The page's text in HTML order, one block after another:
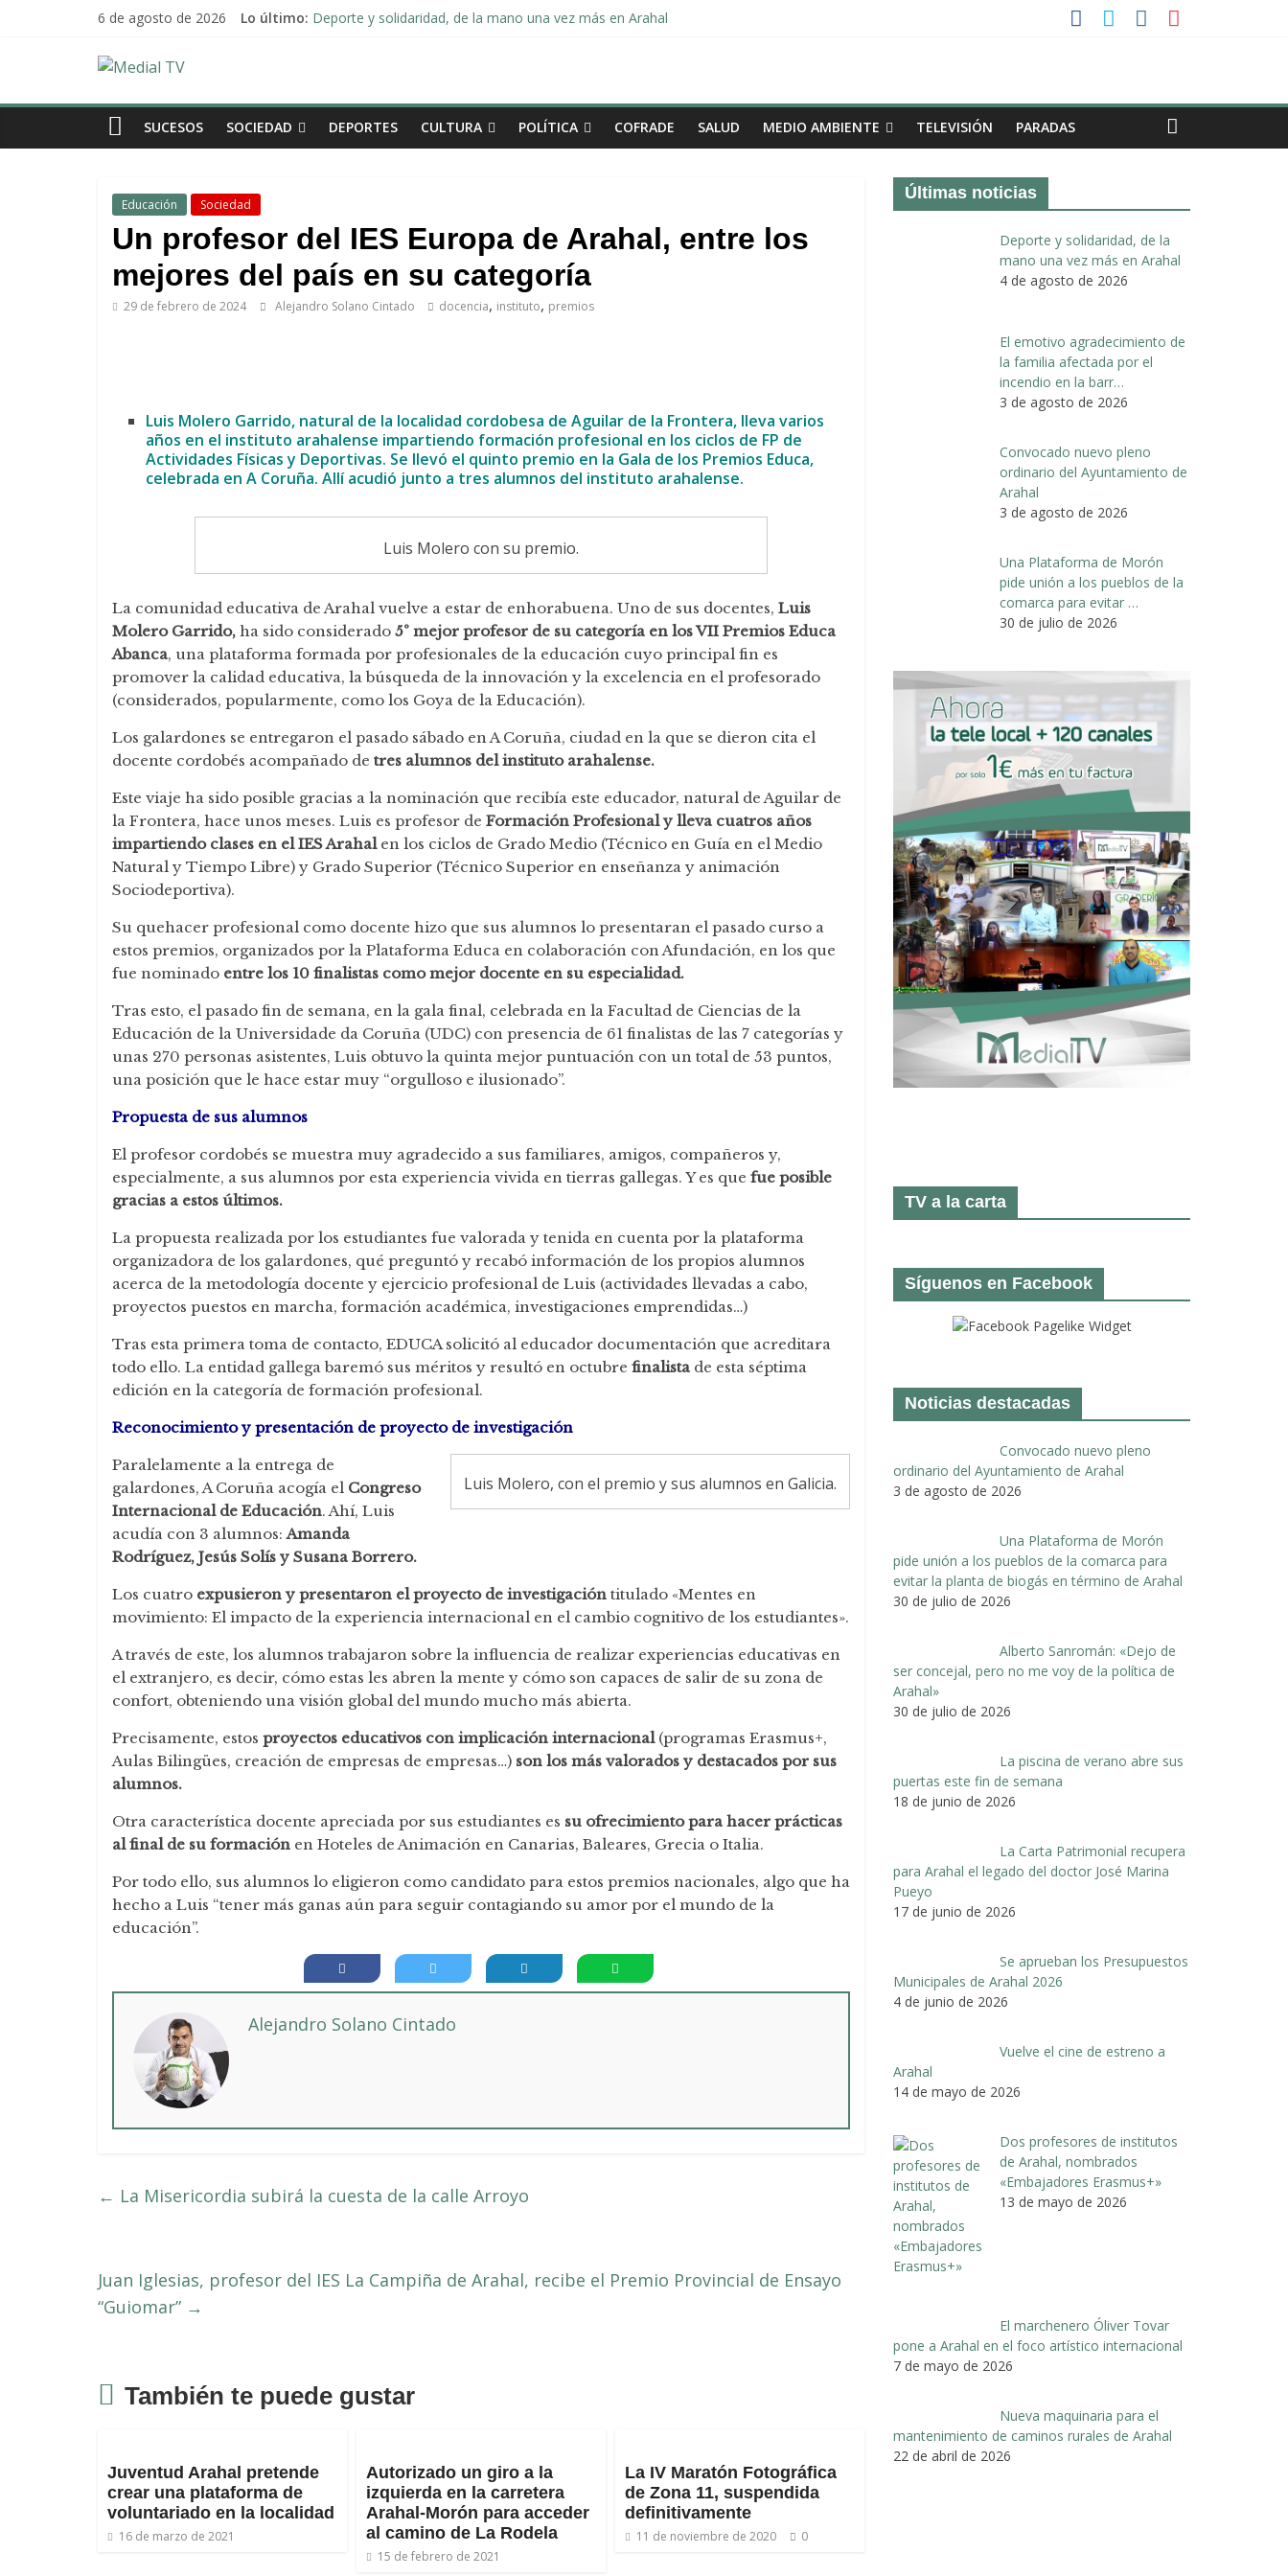
6 de agosto de 2026 Lo último: Deporte y solidaridad, de la mano una vez más en Arahal
Alberto Sanromán: «Dejo de ser concejal, pero no me voy de la política de Arahal»
Medial
TV
diario
digital
televisión
Arahal
SUCESOS SOCIEDAD DEPORTES CULTURA POLÍTICA COFRADE SALUD MEDIO AMBIENTE TELEVISIÓN PARADAS
Educación Sociedad
Un profesor del IES Europa de Arahal, entre los
mejores del país en su categoría
29 de febrero de 2024 Alejandro Solano Cintado docencia, instituto, premios
Luis Molero Garrido, natural de la localidad cordobesa de Aguilar de la Frontera, lleva varios
años en el instituto arahalense impartiendo formación profesional en los ciclos de FP de
Actividades Físicas y Deportivas. Se llevó el quinto premio en la Gala de los Premios Educa,
celebrada en A Coruña. Allí acudió junto a tres alumnos del instituto arahalense.
Luis Molero con su premio.
La comunidad educativa de Arahal vuelve a estar de enhorabuena. Uno de sus docentes, Luis
Molero Garrido, ha sido considerado 5º mejor profesor de su categoría en los VII Premios Educa
Abanca, una plataforma formada por profesionales de la educación cuyo principal fin es
promover la calidad educativa, la búsqueda de la innovación y la excelencia en el profesorado
(considerados, popularmente, como los Goya de la Educación).
Los galardones se entregaron el pasado sábado en A Coruña, ciudad en la que se dieron cita el
docente cordobés acompañado de tres alumnos del instituto arahalense.
Este viaje ha sido posible gracias a la nominación que recibía este educador, natural de Aguilar de
la Frontera, hace unos meses. Luis es profesor de Formación Profesional y lleva cuatros años
impartiendo clases en el IES Arahalen los ciclos de Grado Medio (Técnico en Guía en el Medio
Natural y Tiempo Libre) y Grado Superior (Técnico Superior en enseñanza y animación
Sociodeportiva).
Su quehacer profesional como docente hizo que sus alumnos lo presentaran el pasado curso a
estos premios, organizados por la Plataforma Educa en colaboración con Afundación, en los que
fue nominado entre los 10 finalistas como mejor docente en su especialidad.
Tras esto, el pasado fin de semana, en la gala final, celebrada en la Facultad de Ciencias de la
Educación de la Universidade da Coruña (UDC) con presencia de 61 finalistas de las 7 categorías y
unas 270 personas asistentes, Luis obtuvo la quinta mejor puntuación con un total de 53 puntos,
una posición que le hace estar muy “orgulloso e ilusionado”.
Propuesta de sus alumnos
El profesor cordobés se muestra muy agradecido a sus familiares, amigos, compañeros y,
especialmente, a sus alumnos por esta experiencia vivida en tierras gallegas. Y es que fue posible
gracias a estos últimos.
La propuesta realizada por los estudiantes fue valorada y tenida en cuenta por la plataforma
organizadora de los galardones, qué preguntó y recabó información de los propios alumnos
acerca de la metodología docente y ejercicio profesional de Luis (actividades llevadas a cabo,
proyectos puestos en marcha, formación académica, investigaciones emprendidas…)
Tras esta primera toma de contacto, EDUCA solicitó al educador documentación que acreditara
todo ello. La entidad gallega baremó sus méritos y resultó en octubre finalista de esta séptima
edición en la categoría de formación profesional.
Reconocimiento y presentación de proyecto de investigación
Luis Molero, con el premio y sus alumnos en Galicia.
Paralelamente a la entrega de
galardones, A Coruña acogía el Congreso
Internacional de Educación. Ahí, Luis
acudía con 3 alumnos:Amanda
Rodríguez, Jesús Solís y Susana Borrero.
Los cuatro expusieron y presentaron el proyecto de investigación titulado «Mentes en
movimiento: El impacto de la experiencia internacional en el cambio cognitivo de los estudiantes».
A través de este, los alumnos trabajaron sobre la influencia de realizar experiencias educativas en
el extranjero, es decir, cómo estas les abren la mente y cómo son capaces de salir de su zona de
confort, obteniendo una visión global del mundo mucho más abierta.
Precisamente, estos proyectos educativos con implicación internacional(programas Erasmus+,
Aulas Bilingües, creación de empresas de empresas…) son los más valorados y destacados por sus
alumnos.
Otra característica docente apreciada por sus estudiantes es su ofrecimiento para hacer prácticas
al final de su formación en Hoteles de Animación en Canarias, Baleares, Grecia o Italia.
Por todo ello, sus alumnos lo eligieron como candidato para estos premios nacionales, algo que ha
hecho a Luis “tener más ganas aún para seguir contagiando su amor por el mundo de la
educación”.
Alejandro Solano Cintado
← La Misericordia subirá la cuesta de la calle Arroyo
Juan Iglesias, profesor del IES La Campiña de Arahal, recibe el Premio Provincial de Ensayo
“Guiomar” →
También te puede gustar
Juventud Arahal pretende
crear una plataforma de
voluntariado en la localidad
16 de marzo de 2021
Autorizado un giro a la
izquierda en la carretera
Arahal-Morón para acceder
al camino de La Rodela
15 de febrero de 2021
La IV Maratón Fotográfica
de Zona 11, suspendida
definitivamente
11 de noviembre de 2020 0
Últimas noticias
Deporte y solidaridad, de la
mano una vez más en Arahal
4 de agosto de 2026
El emotivo agradecimiento de
la familia afectada por el
incendio en la barr…
3 de agosto de 2026
Convocado nuevo pleno
ordinario del Ayuntamiento de
Arahal
3 de agosto de 2026
Una Plataforma de Morón
pide unión a los pueblos de la
comarca para evitar …
30 de julio de 2026
TV a la carta
Síguenos en Facebook
Noticias destacadas
Convocado nuevo pleno
ordinario del Ayuntamiento de Arahal
3 de agosto de 2026
Una Plataforma de Morón
pide unión a los pueblos de la comarca para
evitar la planta de biogás en término de Arahal
30 de julio de 2026
Alberto Sanromán: «Dejo de
ser concejal, pero no me voy de la política de
Arahal»
30 de julio de 2026
La piscina de verano abre sus
puertas este fin de semana
18 de junio de 2026
La Carta Patrimonial recupera
para Arahal el legado del doctor José Marina
Pueyo
17 de junio de 2026
Se aprueban los Presupuestos
Municipales de Arahal 2026
4 de junio de 2026
Vuelve el cine de estreno a
Arahal
14 de mayo de 2026
Dos profesores de institutos
de Arahal, nombrados
«Embajadores Erasmus+»
13 de mayo de 2026
El marchenero Óliver Tovar
pone a Arahal en el foco artístico internacional
7 de mayo de 2026
Nueva maquinaria para el
mantenimiento de caminos rurales de Arahal
22 de abril de 2026